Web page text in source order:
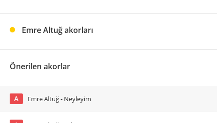
Emre Altuğ akorları
Önerilen akorlar
A Emre Altuğ - Neyleyim